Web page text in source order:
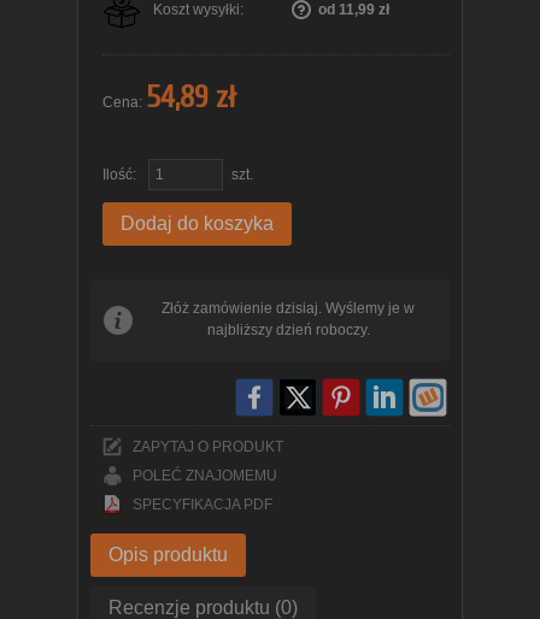
Koszt wysyłki: od 11,99 zł
Cena: 54,89 zł
Ilość: szt.
Dodaj do koszyka
Złóż zamówienie dzisiaj. Wyślemy je w
najbliższy dzień roboczy.
ZAPYTAJ O PRODUKT
POLEĆ ZNAJOMEMU
SPECYFIKACJA PDF
Opis produktu
Recenzje produktu (0)